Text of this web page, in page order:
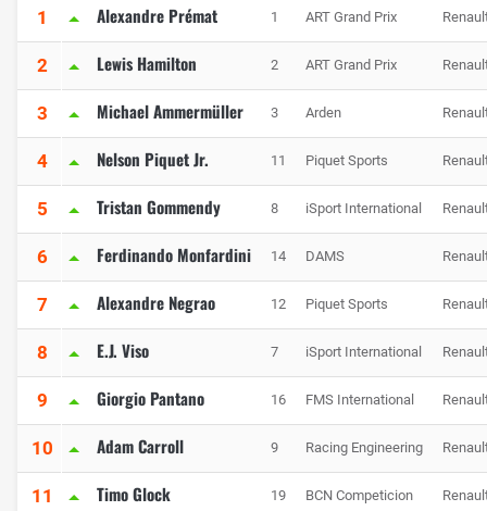
1 Alexandre Prémat 1 ART Grand Prix
2 Lewis Hamilton 2 ART Grand Prix
3 Michael Ammermüller 3 Arden
4 Nelson Piquet Jr. 11 Piquet Sports
5 Tristan Gommendy 8 iSport International
6 Ferdinando Monfardini 14 DAMS
7 Alexandre Negrao 12 Piquet Sports
8 E.J. Viso 7 iSport International
9 Giorgio Pantano 16 FMS International
10 Adam Carroll 9 Racing Engineering
11 Timo Glock 19 BCN Competicion